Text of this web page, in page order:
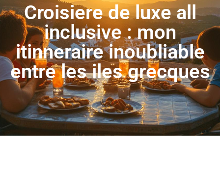
Croisiere de luxe all
inclusive : mon
itinneraire inoubliable
entre les iles grecques